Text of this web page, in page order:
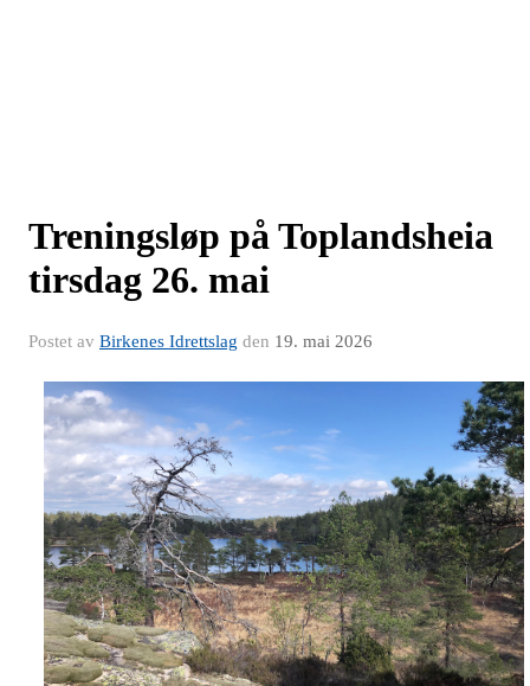
Treningsløp på Toplandsheia
tirsdag 26. mai
Postet av Birkenes Idrettslag den 19. mai 2026